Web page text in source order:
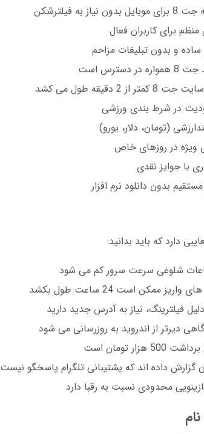
به فیلترشکن
برای کاربران فعال
ساده و بدون تبلیغات مزاحم
دسترس است
2 دقیقه طول می کشد
در شرط بندی ورزشی
(تومان، دلار، یورو)
در روزهای خاص
با جوایز نقدی
بدون دانلود نرم افزار
شلوغی سرعت سرور کم می شود
ممکن است 24 ساعت طول بکشد
فیلترینگ، نیاز به آدرس جدید دارید
تومان است
گزارش داده اند که پشتیبانی تلگرام پاسخگو نیست
محدودی نسبت به رقبا دارد